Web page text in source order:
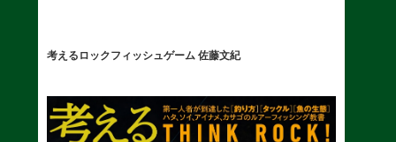
考えるロックフィッシュゲーム 佐藤文紀